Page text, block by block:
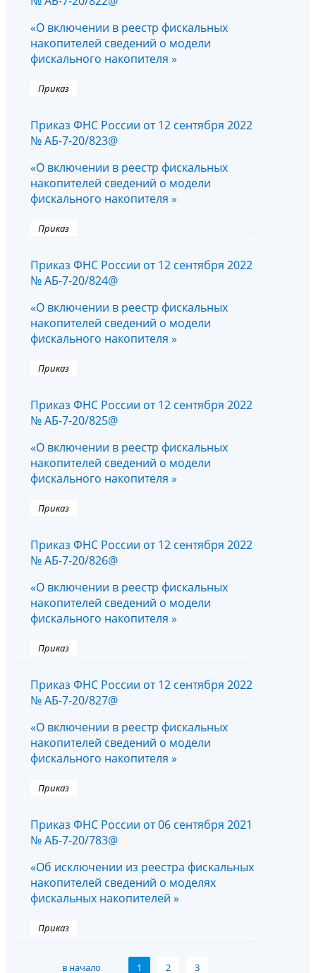
«О включении в реестр фискальных
накопителей сведений о модели
фискального накопителя »
Приказ
Приказ ФНС России от 12 сентября 2022
№ АБ-7-20/823@
«О включении в реестр фискальных
накопителей сведений о модели
фискального накопителя »
Приказ
Приказ ФНС России от 12 сентября 2022
№ АБ-7-20/824@
«О включении в реестр фискальных
накопителей сведений о модели
фискального накопителя »
Приказ
Приказ ФНС России от 12 сентября 2022
№ АБ-7-20/825@
«О включении в реестр фискальных
накопителей сведений о модели
фискального накопителя »
Приказ
Приказ ФНС России от 12 сентября 2022
№ АБ-7-20/826@
«О включении в реестр фискальных
накопителей сведений о модели
фискального накопителя »
Приказ
Приказ ФНС России от 12 сентября 2022
№ АБ-7-20/827@
«О включении в реестр фискальных
накопителей сведений о модели
фискального накопителя »
Приказ
Приказ ФНС России от 06 сентября 2021
№ АБ-7-20/783@
«Об исключении из реестра фискальных
накопителей сведений о моделях
фискальных накопителей »
Приказ
в начало 1 2
3